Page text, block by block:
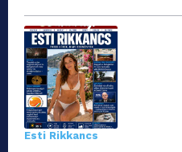
Esti Rikkancs